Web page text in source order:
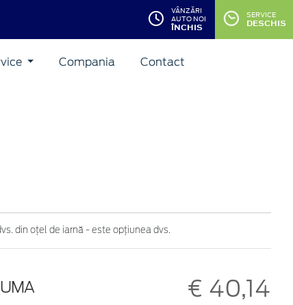
VÂNZĂRI
AUTO NOI
ÎNCHIS
SERVICE
DESCHIS
Compania Contact
din oțel de iarnă - este opțiunea dvs.
€ 40,14